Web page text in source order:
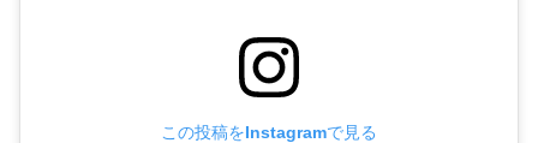
この投稿をInstagramで見る